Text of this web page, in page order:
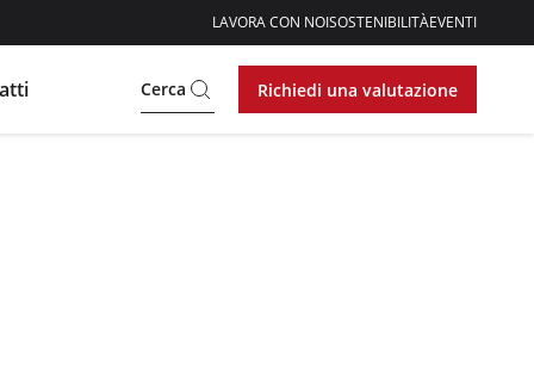
LAVORA CON NOISOSTENIBILITÀEVENTI
Cerca Richiedi una valutazione